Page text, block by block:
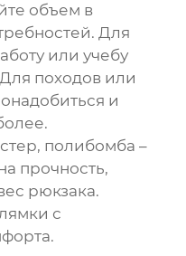
объем в
Для
или учебу
походов или
и
полибомба –
прочность,
рюкзака.
с